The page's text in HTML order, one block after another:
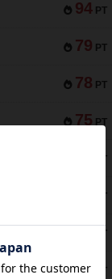
94 PT
79 PT
78 PT
75 PT
PT
PT
66 PT
60 PT